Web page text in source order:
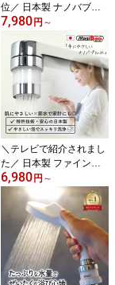
位／ 日本製 ナノバブル
アダプタ ファインバブル
屋外散水 【 第三世代・
改良版 マジバブル ワン
タッチ｜川崎エンジニア
リング 】 散水ノズル 高
圧 農業用 庭 水撒き ホー
ス 水道 散水ホース 水圧
強い 車 洗車 水洗い 洗車
グッズ プレゼント ギフ
ト
7,980 円 ～
＼テレビで紹介されまし
た／ 日本製 ファインバ
ブル 台所 蛇口 シャワー
【 小型マジバブル｜川崎
エンジニアリング 】 送
料無料 ナノバブル シャ
ワーヘッド アダプター
水道 先端 交換 部品 洗面
風呂 水圧 水栓 マイクロ
バブル 水栓 水はね防止
6,980 円 ～